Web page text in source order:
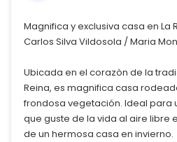
Magnifica y exclusiva casa en La
Carlos Silva Vildosola / Maria
Ubicada en el corazòn de la
Reina, es magnifica casa
frondosa vegetación. Ideal para
que guste de la vida al aire libre
de un hermosa casa en invierno.